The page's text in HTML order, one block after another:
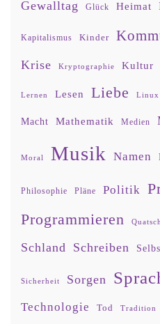
Gewalltag Glück Heimat
Kapitalismus Kinder
Krise Kryptographie Kultur
Lernen Lesen Liebe Linux
Macht Mathematik Medien
Moral Musik Namen
Philosophie Pläne Politik
Programmieren Quatsch
Schland Schreiben
Sicherheit Sorgen
Technologie Tod Tradition